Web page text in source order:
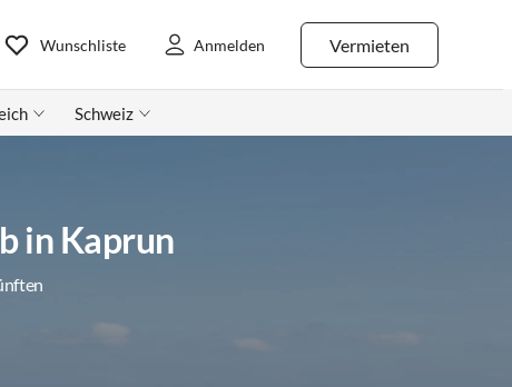
Vermieten
Wunschliste Anmelden
Schweiz
in Kaprun